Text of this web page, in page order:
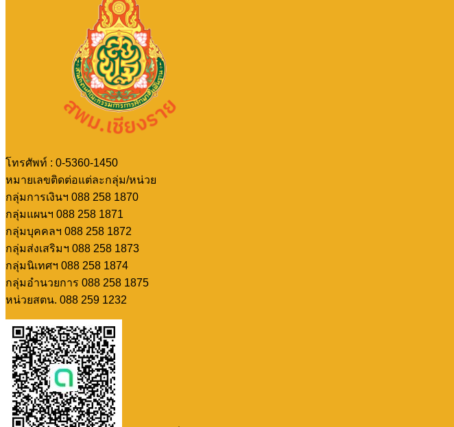
โทรศัพท์ : 0-5360-1450
หมายเลขติดต่อแต่ละกลุ่ม/หน่วย
กลุ่มการเงินฯ 088 258 1870
กลุ่มแผนฯ 088 258 1871
กลุ่มบุคคลฯ 088 258 1872
กลุ่มส่งเสริมฯ 088 258 1873
กลุ่มนิเทศฯ 088 258 1874
กลุ่มอำนวยการ 088 258 1875
หน่วยสตน. 088 259 1232